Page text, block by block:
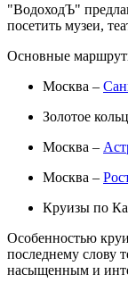
"ВодоходЪ"
посетить музеи,
Основные
Москва –
Золотое
Москва –
Москва –
Круизы по
Особенностью
последнему слову
насыщенным и